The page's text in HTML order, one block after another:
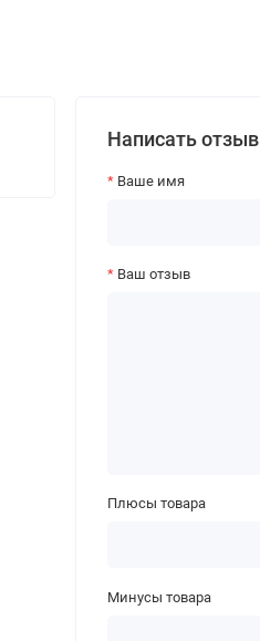
Написать отзыв
Ваше имя
Ваш отзыв
Плюсы товара
Минусы товара